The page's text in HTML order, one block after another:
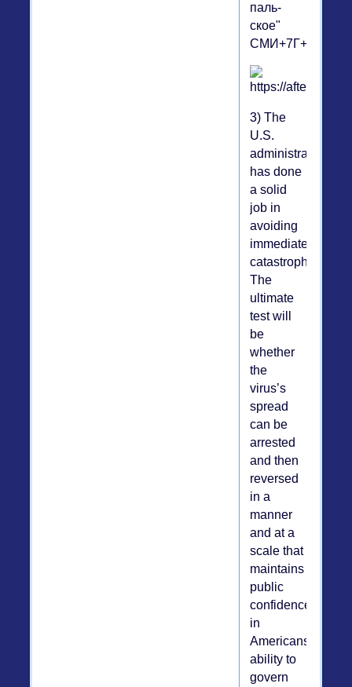
паль­
ское"
СМИ+7Г+ОЗХО.
3) The
U.S.
administration
has done
a solid
job in
avoiding
immediate
catastrophe.
The
ultimate
test will
be
whether
the
virus’s
spread
can be
arrested
and then
reversed
in a
manner
and at a
scale that
maintains
public
confidence
in
Americans’
ability to
govern